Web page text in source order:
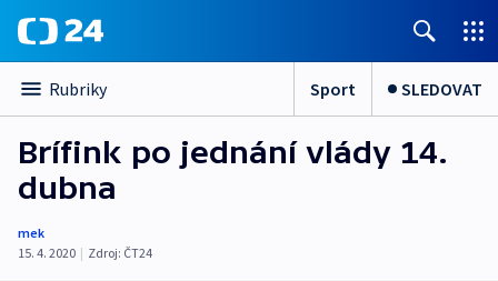
Rubriky Sport SLEDOVAT
Brífink po jednání vlády 14.
dubna
mek
15. 4. 2020 | Zdroj: ČT24